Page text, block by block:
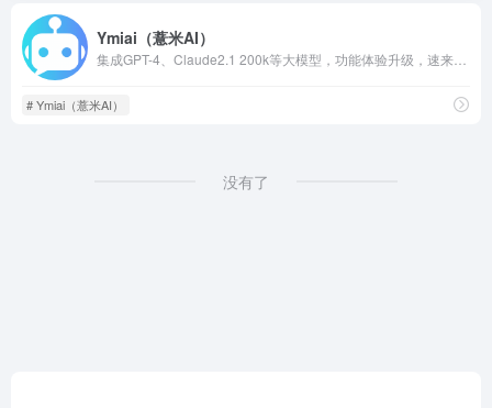
Ymiai（薏米AI）
# Ymiai（薏米AI）
没有了